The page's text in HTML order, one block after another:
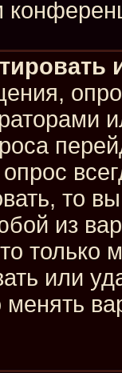
то
из
или